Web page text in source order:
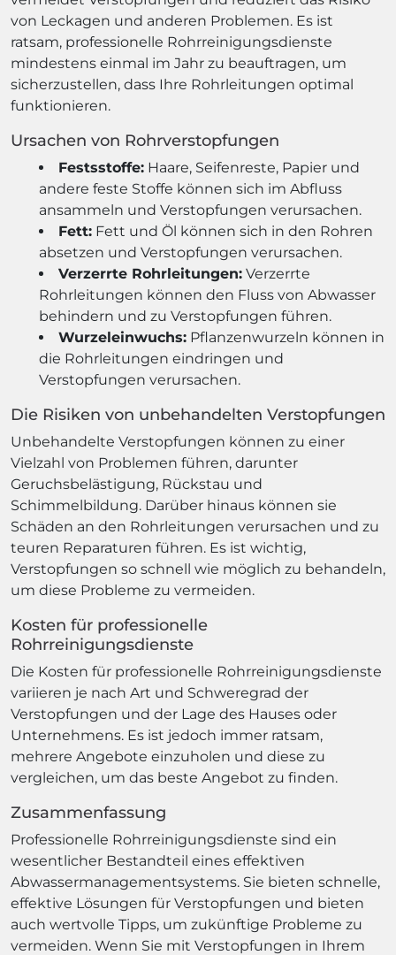
von Leckagen und anderen Problemen. Es ist
ratsam, professionelle Rohrreinigungsdienste
mindestens einmal im Jahr zu beauftragen, um
sicherzustellen, dass Ihre Rohrleitungen optimal
funktionieren.
Ursachen von Rohrverstopfungen
Festsstoffe: Haare, Seifenreste, Papier und
andere feste Stoffe können sich im Abfluss
ansammeln und Verstopfungen verursachen.
Fett: Fett und Öl können sich in den Rohren
absetzen und Verstopfungen verursachen.
Verzerrte Rohrleitungen: Verzerrte
Rohrleitungen können den Fluss von Abwasser
behindern und zu Verstopfungen führen.
Wurzeleinwuchs: Pflanzenwurzeln können in
die Rohrleitungen eindringen und
Verstopfungen verursachen.
Die Risiken von unbehandelten Verstopfungen
Unbehandelte Verstopfungen können zu einer
Vielzahl von Problemen führen, darunter
Geruchsbelästigung, Rückstau und
Schimmelbildung. Darüber hinaus können sie
Schäden an den Rohrleitungen verursachen und zu
teuren Reparaturen führen. Es ist wichtig,
Verstopfungen so schnell wie möglich zu behandeln,
um diese Probleme zu vermeiden.
Kosten für professionelle
Rohrreinigungsdienste
Die Kosten für professionelle Rohrreinigungsdienste
variieren je nach Art und Schweregrad der
Verstopfungen und der Lage des Hauses oder
Unternehmens. Es ist jedoch immer ratsam,
mehrere Angebote einzuholen und diese zu
vergleichen, um das beste Angebot zu finden.
Zusammenfassung
Professionelle Rohrreinigungsdienste sind ein
wesentlicher Bestandteil eines effektiven
Abwassermanagementsystems. Sie bieten schnelle,
effektive Lösungen für Verstopfungen und bieten
auch wertvolle Tipps, um zukünftige Probleme zu
vermeiden. Wenn Sie mit Verstopfungen in Ihrem